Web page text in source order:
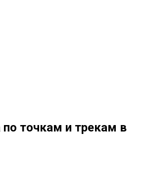
по точкам и трекам в